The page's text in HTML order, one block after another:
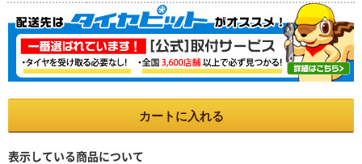
カートに入れる
表示している商品について